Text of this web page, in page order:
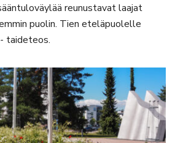
reunustavat laajat
puolin. Tien eteläpuolelle
taideteos.